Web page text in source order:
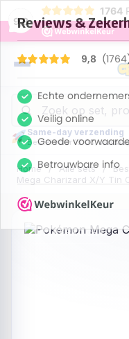
9,8
1764
Same-day verzending
Bestel voor 13:00,
Home / Alle sets /
Mega Charizard X/Y Tin
UITVERKOCHT